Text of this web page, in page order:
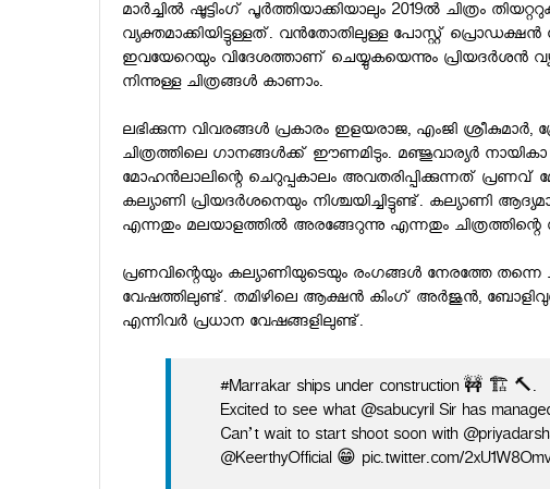
മാര്‍ച്ചില്‍ ഷൂട്ടിംഗ് പൂര്‍ത്തിയാക്കിയാലും 2019ല്‍ ചിത്രം
വ്യക്തമാക്കിയിട്ടുള്ളത്. വന്‍തോതിലുള്ള പോസ്റ്റ്
ഇവയേറെയും വിദേശത്താണ് ചെയ്യുകയെന്നും പ്രിയദര്‍ശന്‍
നിന്നുള്ള ചിത്രങ്ങള്‍ കാണാം.
ലഭിക്കുന്ന വിവരങ്ങള്‍ പ്രകാരം ഇളയരാജ, എംജി
ചിത്രത്തിലെ ഗാനങ്ങള്‍ക്ക് ഈണമിടും. മഞ്ജുവാര്യര്‍
മോഹന്‍ലാലിന്റെ ചെറുപ്പകാലം അവതരിപ്പിക്കുന്നത്
കല്യാണി പ്രിയദര്‍ശനെയും നിശ്ചയിച്ചിട്ടുണ്ട്. കല്യാണി
എന്നതും മലയാളത്തില്‍ അരങ്ങേറുന്നു എന്നതും
പ്രണവിന്റെയും കല്യാണിയുടെയും രംഗങ്ങള്‍ നേരത്തേ തന്നെ
വേഷത്തിലുണ്ട്. തമിഴിലെ ആക്ഷന്‍ കിംഗ് അര്‍ജുന്‍,
എന്നിവര്‍ പ്രധാന വേഷങ്ങളിലുണ്ട്.
#Marrakar ships under construction 🚧 🏗 🔨.
Excited to see what @sabucyril Sir has
Can’t wait to start shoot soon with
@KeerthyOfficial 😁 pic.twitter.com/